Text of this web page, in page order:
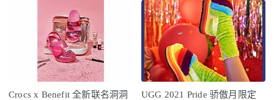
Crocs x Benefit 全新联名洞洞
UGG 2021 Pride 骄傲月限定